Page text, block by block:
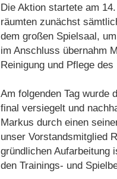
Die Aktion startete am
räumten zunächst
dem großen Spielsaal,
im Anschluss übernahm
Reinigung und Pflege
Am folgenden Tag wurde
final versiegelt und
Markus durch einen
unser Vorstandsmitglied
gründlichen Aufarbeitung
den Trainings- und